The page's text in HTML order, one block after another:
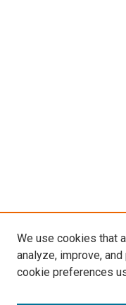
We use cookies that
analyze, improve,
cookie preferences